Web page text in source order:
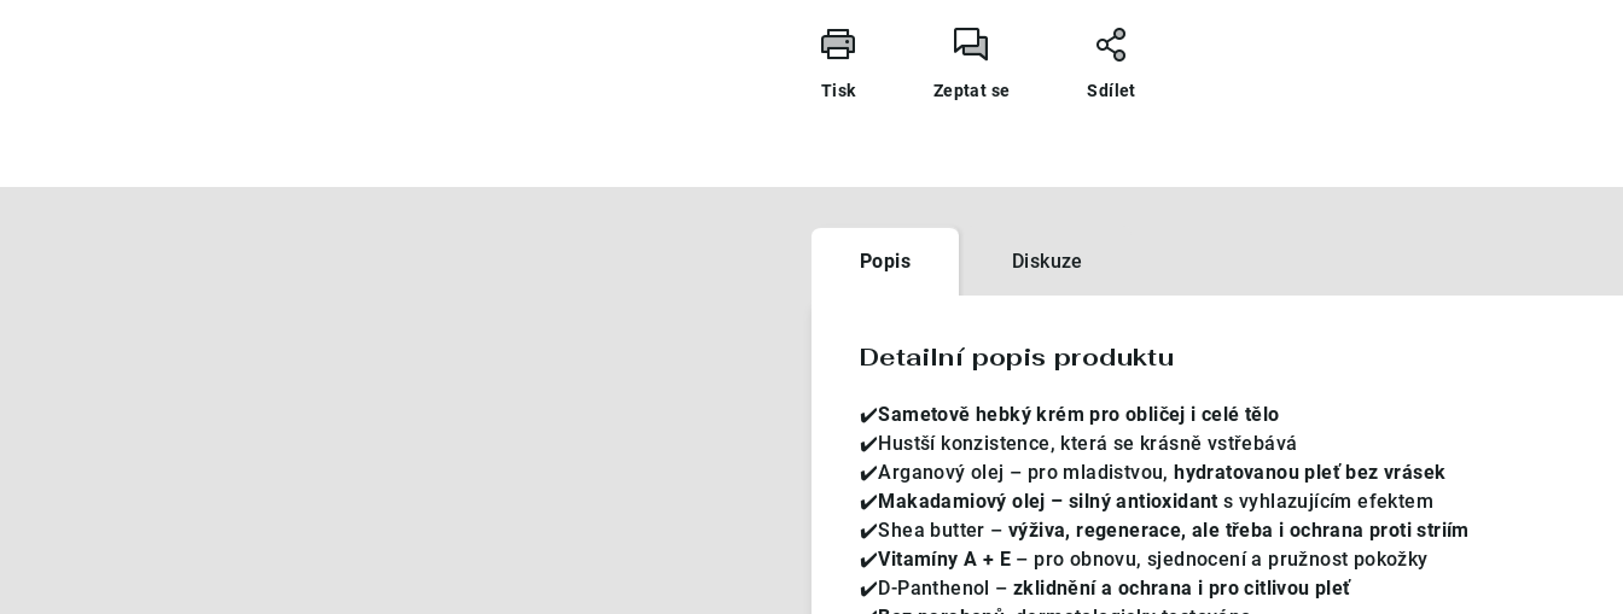
Tisk Zeptat se Sdílet
Popis Diskuze
Detailní popis produktu
✔️Sametově hebký krém pro obličej i celé tělo
✔️Hustší konzistence, která se krásně vstřebává
✔️Arganový olej – pro mladistvou, hydratovanou pleť bez vrásek
✔️Makadamiový olej – silný antioxidant s vyhlazujícím efektem
✔️Shea butter – výživa, regenerace, ale třeba i ochrana proti striím
✔️Vitamíny A + E – pro obnovu, sjednocení a pružnost pokožky
✔️D-Panthenol – zklidnění a ochrana i pro citlivou pleť